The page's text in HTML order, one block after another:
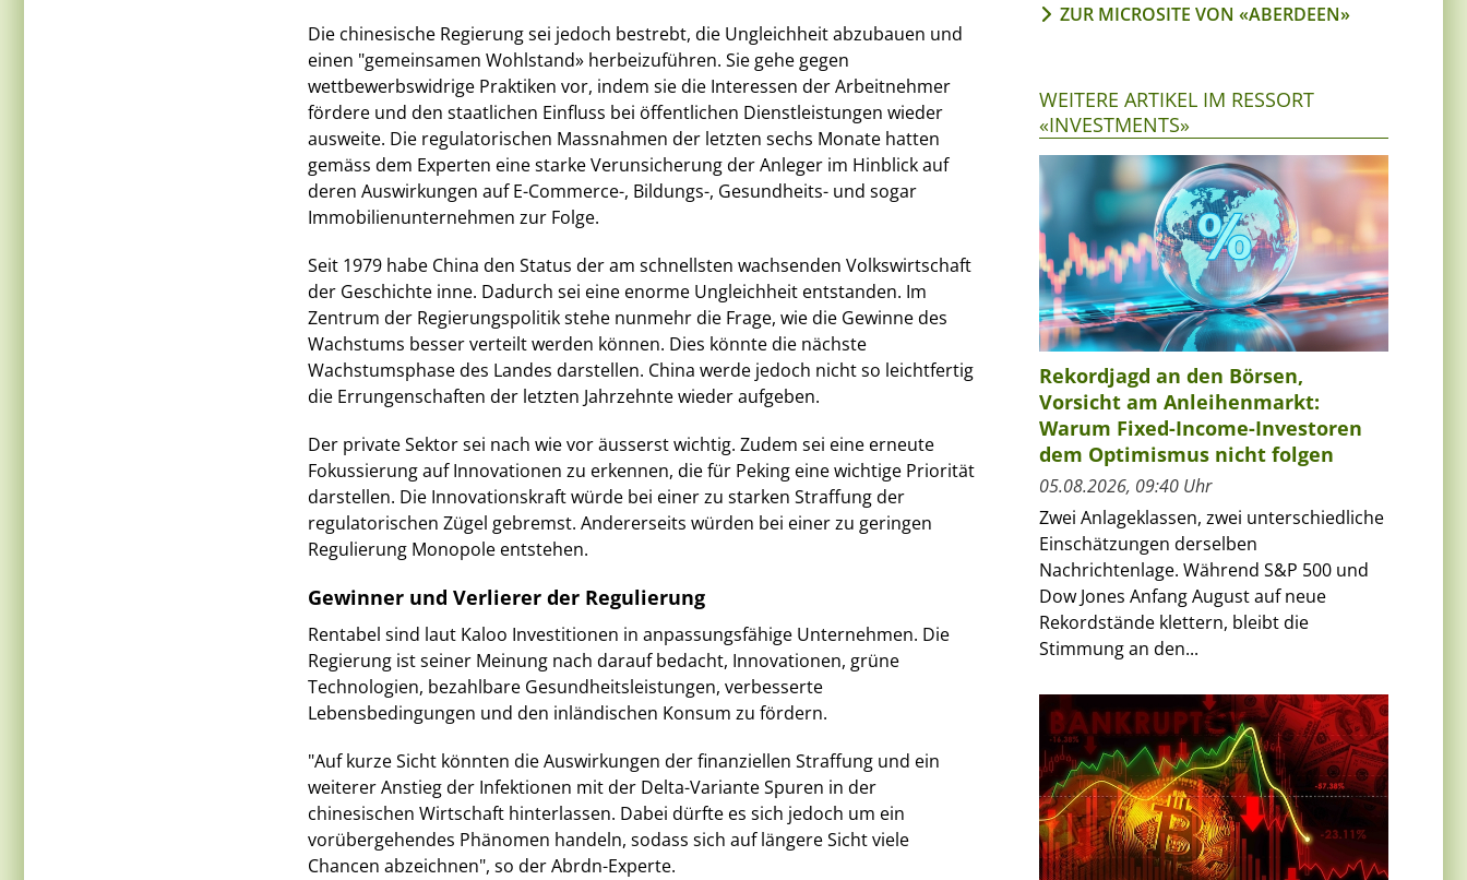
Die chinesische Regierung sei jedoch bestrebt, die Ungleichheit abzubauen und
einen "gemeinsamen Wohlstand» herbeizuführen. Sie gehe gegen
wettbewerbswidrige Praktiken vor, indem sie die Interessen der Arbeitnehmer
fördere und den staatlichen Einfluss bei öffentlichen Dienstleistungen wieder
ausweite. Die regulatorischen Massnahmen der letzten sechs Monate hatten
gemäss dem Experten eine starke Verunsicherung der Anleger im Hinblick auf
deren Auswirkungen auf E-Commerce-, Bildungs-, Gesundheits- und sogar
Immobilienunternehmen zur Folge.
Seit 1979 habe China den Status der am schnellsten wachsenden Volkswirtschaft
der Geschichte inne. Dadurch sei eine enorme Ungleichheit entstanden. Im
Zentrum der Regierungspolitik stehe nunmehr die Frage, wie die Gewinne des
Wachstums besser verteilt werden können. Dies könnte die nächste
Wachstumsphase des Landes darstellen. China werde jedoch nicht so leichtfertig
die Errungenschaften der letzten Jahrzehnte wieder aufgeben.
Der private Sektor sei nach wie vor äusserst wichtig. Zudem sei eine erneute
Fokussierung auf Innovationen zu erkennen, die für Peking eine wichtige Priorität
darstellen. Die Innovationskraft würde bei einer zu starken Straffung der
regulatorischen Zügel gebremst. Andererseits würden bei einer zu geringen
Regulierung Monopole entstehen.
Gewinner und Verlierer der Regulierung
Rentabel sind laut Kaloo Investitionen in anpassungsfähige Unternehmen. Die
Regierung ist seiner Meinung nach darauf bedacht, Innovationen, grüne
Technologien, bezahlbare Gesundheitsleistungen, verbesserte
Lebensbedingungen und den inländischen Konsum zu fördern.
"Auf kurze Sicht könnten die Auswirkungen der finanziellen Straffung und ein
weiterer Anstieg der Infektionen mit der Delta-Variante Spuren in der
chinesischen Wirtschaft hinterlassen. Dabei dürfte es sich jedoch um ein
vorübergehendes Phänomen handeln, sodass sich auf längere Sicht viele
Chancen abzeichnen", so der Abrdn-Experte.
ZUR MICROSITE VON «ABERDEEN»
WEITERE ARTIKEL IM RESSORT
«INVESTMENTS»
Rekordjagd an den Börsen,
Vorsicht am Anleihenmarkt:
Warum Fixed-Income-Investoren
dem Optimismus nicht folgen
05.08.2026, 09:40 Uhr
Zwei Anlageklassen, zwei unterschiedliche
Einschätzungen derselben
Nachrichtenlage. Während S&P 500 und
Dow Jones Anfang August auf neue
Rekordstände klettern, bleibt die
Stimmung an den...